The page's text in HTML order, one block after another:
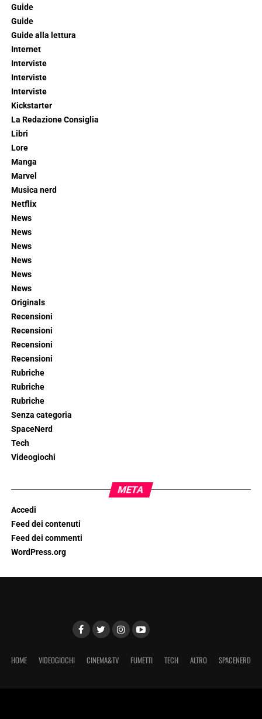
Guide
Guide
Guide alla lettura
Internet
Interviste
Interviste
Interviste
Kickstarter
La Redazione Consiglia
Libri
Lore
Manga
Marvel
Musica nerd
Netflix
News
News
News
News
News
News
Originals
Recensioni
Recensioni
Recensioni
Recensioni
Rubriche
Rubriche
Rubriche
Senza categoria
SpaceNerd
Tech
Videogiochi
META
Accedi
Feed dei contenuti
Feed dei commenti
WordPress.org
HOME VIDEOGIOCHI CINEMA&TV FUMETTI TECH ALTRO SPACENERD